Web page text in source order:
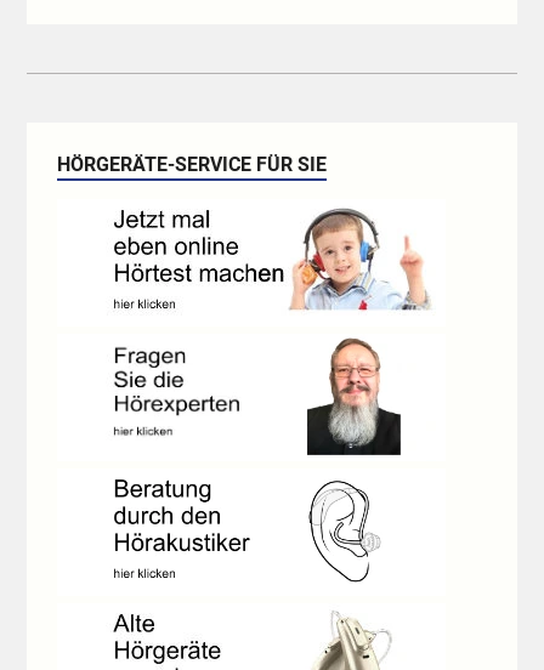
HÖRGERÄTE-SERVICE FÜR SIE